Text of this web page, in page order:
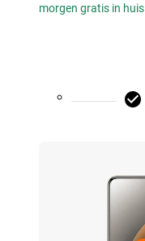
morgen gratis in huis